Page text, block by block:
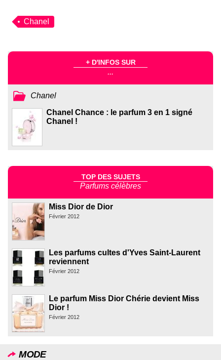
Chanel
+ D'INFOS SUR
...
Chanel
Chanel Chance : le parfum 3 en 1 signé
Chanel !
TOP DES SUJETS
Parfums célèbres
Miss Dior de Dior
Février 2012
Les parfums cultes d'Yves Saint-Laurent
reviennent
Février 2012
Le parfum Miss Dior Chérie devient Miss
Dior !
Février 2012
MODE